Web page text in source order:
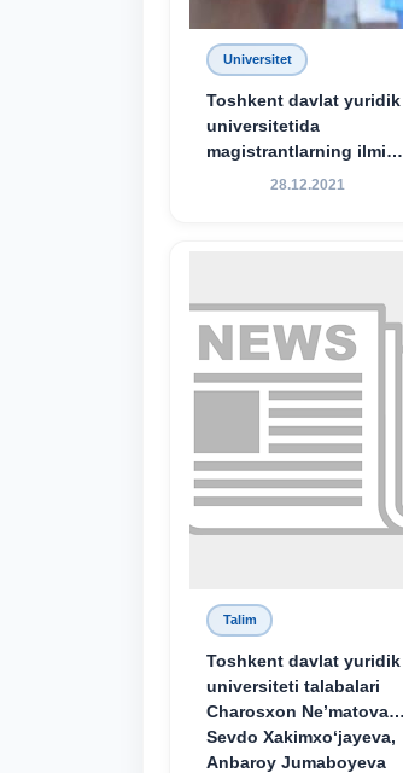
Universitet
Toshkent davlat yuridik
universitetida
magistrantlarning ilmiy-
amaliy konferensiyasi
28.12.2021
Talim
Toshkent davlat yuridik
universiteti talabalari
Charosxon Ne’matova,
Sevdo Xakimxo‘jayeva,
Anbaroy Jumaboyeva